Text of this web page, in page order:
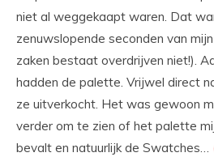
niet al weggekaapt waren. Dat
zenuwslopende seconden van
zaken bestaat overdrijven niet!).
hadden de palette. Vrijwel direct
ze uitverkocht. Het was gewoon
verder om te zien of het palette
bevalt en natuurlijk de Swatches…